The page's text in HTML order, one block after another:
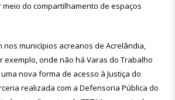
meio do compartilhamento de espaços
nos municípios acreanos de Acrelândia,
exemplo, onde não há Varas do Trabalho
nova forma de acesso à Justiça do
realizada com a Defensoria Pública do